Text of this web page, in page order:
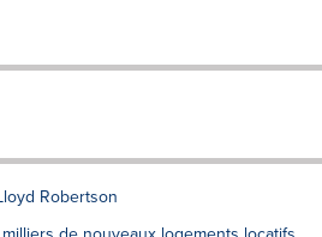
Robertson